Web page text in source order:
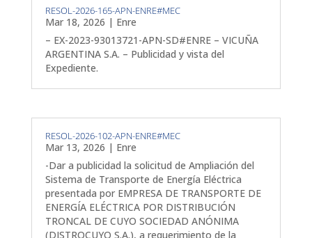
RESOL-2026-165-APN-ENRE#MEC
Mar 18, 2026 | Enre
– EX-2023-93013721-APN-SD#ENRE – VICUÑA
ARGENTINA S.A. – Publicidad y vista del
Expediente.
RESOL-2026-102-APN-ENRE#MEC
Mar 13, 2026 | Enre
-Dar a publicidad la solicitud de Ampliación del
Sistema de Transporte de Energía Eléctrica
presentada por EMPRESA DE TRANSPORTE DE
ENERGÍA ELÉCTRICA POR DISTRIBUCIÓN
TRONCAL DE CUYO SOCIEDAD ANÓNIMA
(DISTROCUYO S.A.), a requerimiento de la